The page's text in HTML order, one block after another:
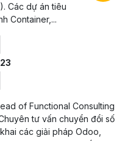
Các dự án tiêu
Container,...
of Functional Consulting
tư vấn chuyển đổi số
các giải pháp Odoo,